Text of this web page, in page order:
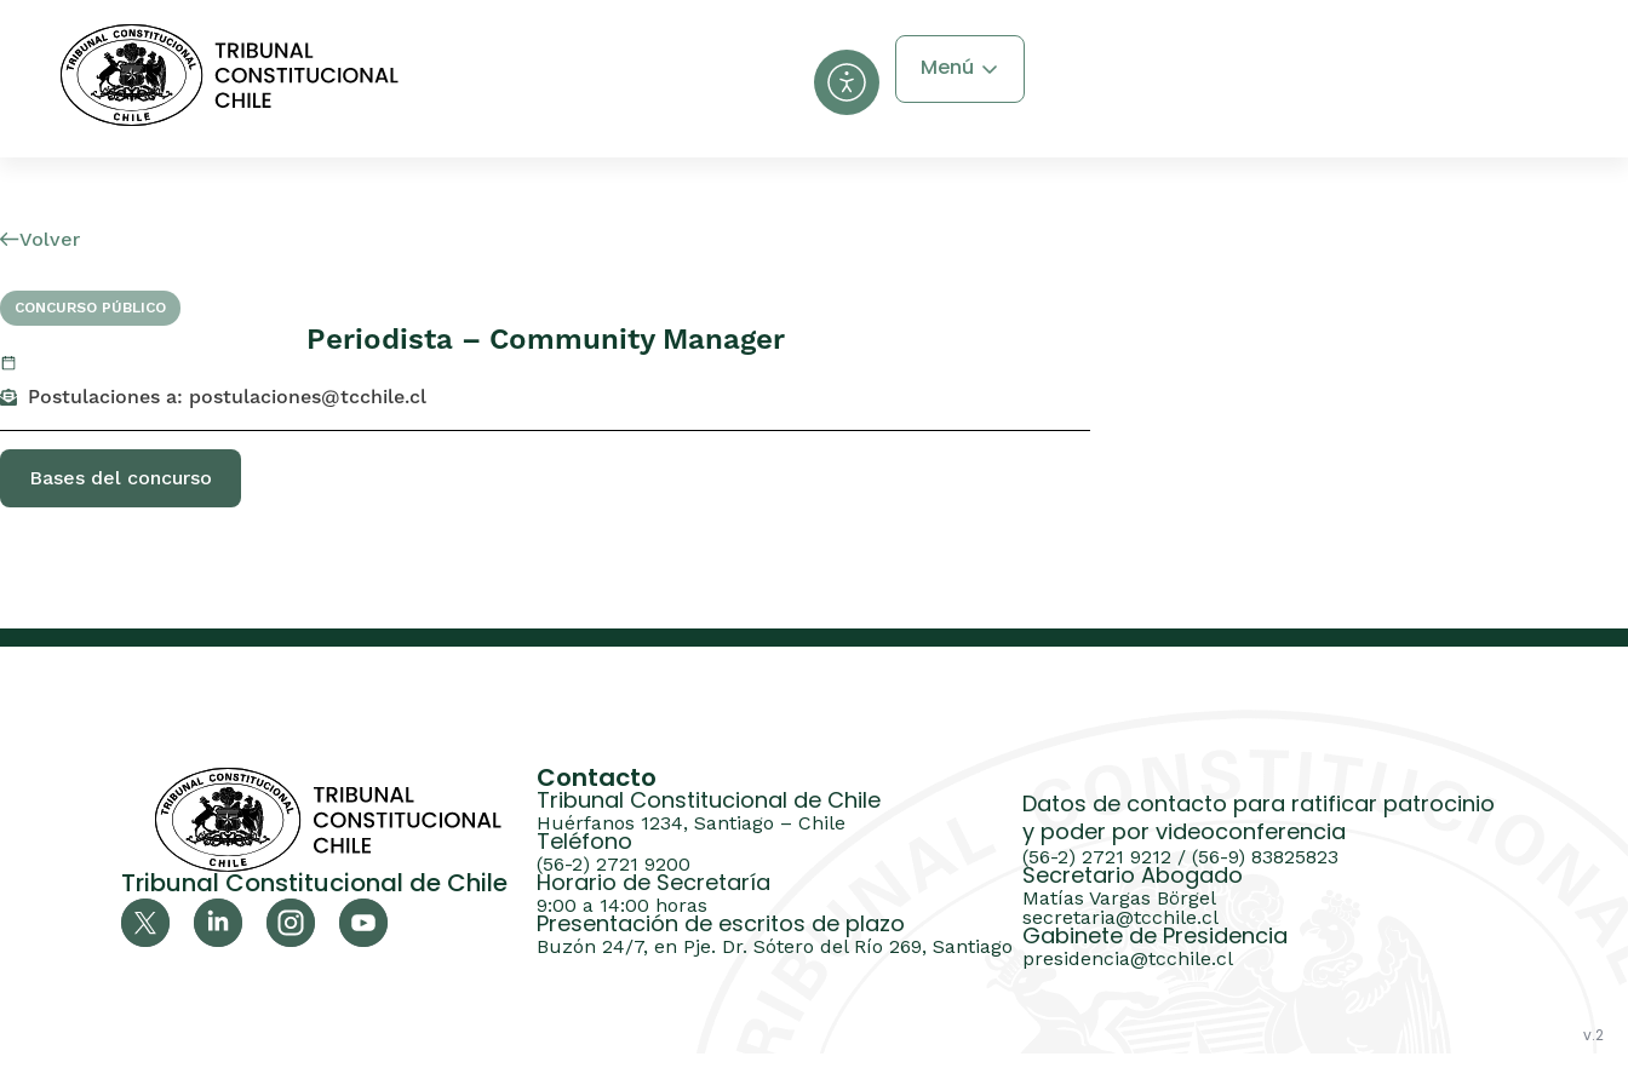
Menú
Volver
CONCURSO PÚBLICO
Periodista – Community Manager
Postulaciones a: postulaciones@tcchile.cl
Bases del concurso
Tribunal Constitucional de Chile
Contacto
Tribunal Constitucional de Chile
Huérfanos 1234, Santiago – Chile
Teléfono
(56-2) 2721 9200
Horario de Secretaría
9:00 a 14:00 horas
Presentación de escritos de plazo
Buzón 24/7, en Pje. Dr. Sótero del Río 269, Santiago
Datos de contacto para ratificar patrocinio
y poder por videoconferencia
(56-2) 2721 9212 / (56-9) 83825823
Secretario Abogado
Matías Vargas Börgel
secretaria@tcchile.cl
Gabinete de Presidencia
presidencia@tcchile.cl
v.2